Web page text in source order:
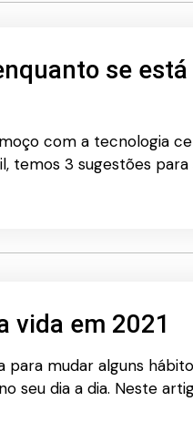
se está
com a tecnologia
temos 3 sugestões para
vida em 2021
mudar alguns
seu dia a dia. Neste